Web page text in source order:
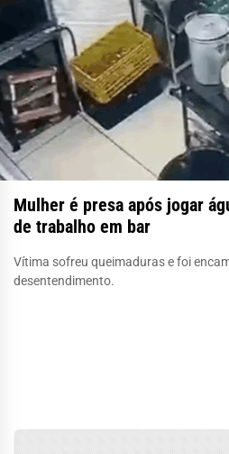
Mulher é presa após jogar
de trabalho em bar
Vítima sofreu queimaduras e foi
desentendimento.